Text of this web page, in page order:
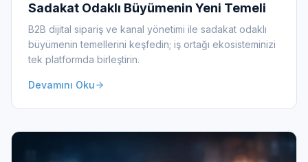
Sadakat Odaklı Büyümenin Yeni Temeli
B2B dijital sipariş ve kanal yönetimi ile sadakat odaklı
büyümenin temellerini keşfedin; iş ortağı ekosisteminizi
tek platformda birleştirin.
Devamını Oku